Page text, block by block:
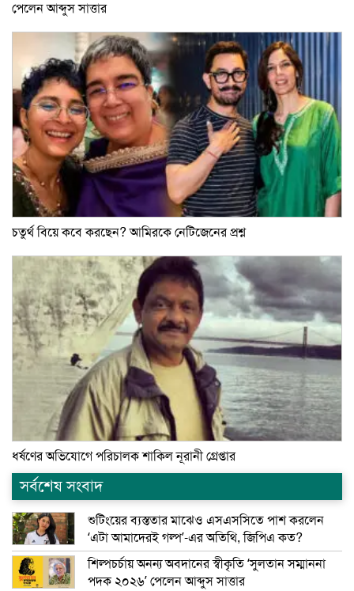
পেলেন আব্দুস সাত্তার
চতুর্থ বিয়ে কবে করছেন? আমিরকে নেটিজেনের প্রশ্ন
ধর্ষণের অভিযোগে পরিচালক শাকিল নূরানী গ্রেপ্তার
সর্বশেষ সংবাদ
শুটিংয়ের ব্যস্ততার মাঝেও এসএসসিতে পাশ করলেন
‘এটা আমাদেরই গল্প’-এর অতিথি, জিপিএ কত?
শিল্পচর্চায় অনন্য অবদানের স্বীকৃতি ‘সুলতান সম্মাননা
পদক ২০২৬’ পেলেন আব্দুস সাত্তার